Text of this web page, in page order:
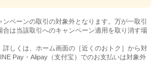
ペーンの取引の対象外となります。万が一取引
合は当該取引へのキャンペーン適用を取り消す場
詳しくは、ホーム画面の［近くのおトク］から対
Pay・Alipay（支付宝）でのお支払いは対象外